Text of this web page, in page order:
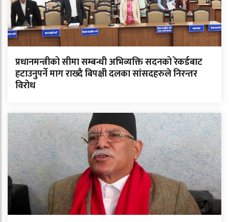
प्रधानमन्त्रीको सीमा सम्बन्धी अभिव्यक्ति सदनको रेकर्डबाट
हटाउनुपर्ने माग राख्दै बिपक्षी दलका सांसदहरुले निरन्तर
विरोध